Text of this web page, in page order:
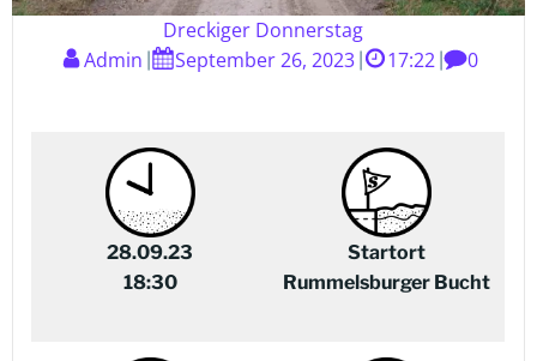
Dreckiger Donnerstag
Admin
September 26, 2023 17:22 0
28.09.23
18:30
Startort
Rummelsburger Bucht